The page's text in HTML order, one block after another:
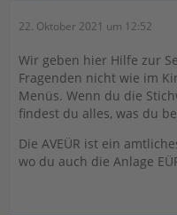
22. Oktober 2021 um 12:52
Wir geben hier Hilfe zur
Fragenden nicht wie im
Menüs. Wenn du die
findest du alles, was du
Die AVEÜR ist ein
wo du auch die Anlage